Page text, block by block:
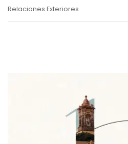
Relaciones Exteriores